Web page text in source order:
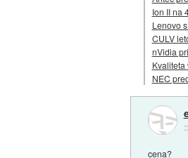
Ion II na
Lenovo
CULV
nVidia
Kvaliteta
NEC
::
cena?